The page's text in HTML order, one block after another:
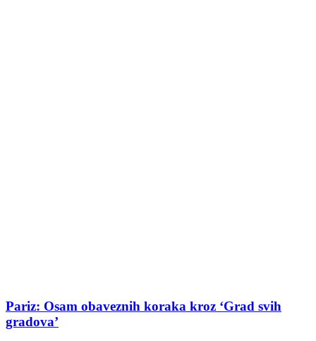
Pariz: Osam obaveznih koraka kroz ‘Grad svih
gradova’